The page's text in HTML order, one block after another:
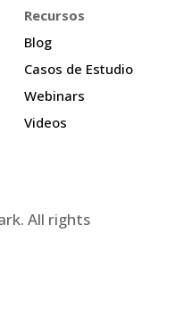
Recursos
Blog
Casos de Estudio
Webinars
Videos
All rights